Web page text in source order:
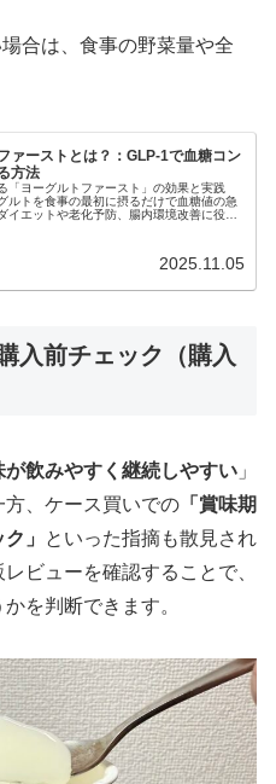
合は、食事の野菜量や全
ァーストとは？：GLP-1で血糖コン
方法
「ヨーグルトファースト」の効果と実践
ルトを食事の最初に摂るだけで血糖値の急
イエットや老化予防、腸内環境改善に役立
2025.11.05
入前チェック（購入
が飲みやすく継続しやすい 」
、ケース買いでの 「賞味期
」
といった指摘も散見され
ビューを確認することで、
を判断できます。